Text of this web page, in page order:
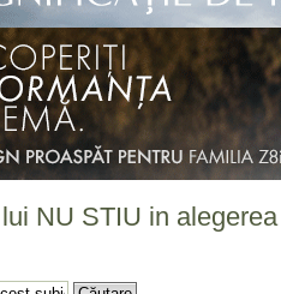
NU STIU in